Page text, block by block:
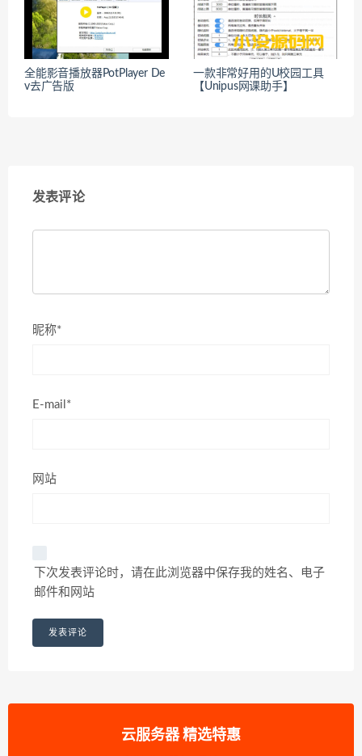
全能影音播放器PotPlayer De
v去广告版
一款非常好用的U校园工具
【Unipus网课助手】
发表评论
昵称*
E-mail*
网站
下次发表评论时，请在此浏览器中保存我的姓名、电子
邮件和网站
云服务器 精选特惠